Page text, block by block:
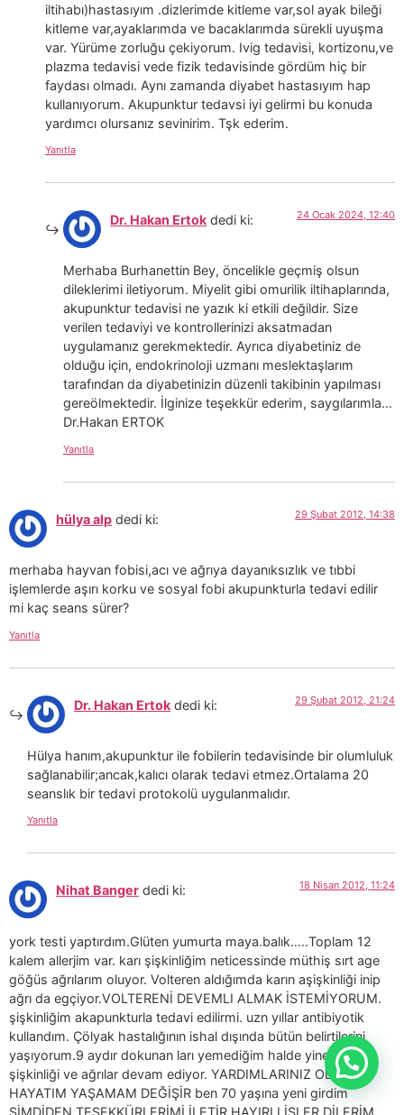
iltihabı)hastasıyım .dizlerimde kitleme var,sol ayak bileği
kitleme var,ayaklarımda ve bacaklarımda sürekli uyuşma
var. Yürüme zorluğu çekiyorum. Ivig tedavisi, kortizonu,ve
plazma tedavisi vede fizik tedavisinde gördüm hiç bir
faydası olmadı. Aynı zamanda diyabet hastasıyım hap
kullanıyorum. Akupunktur tedavsi iyi gelirmi bu konuda
yardımcı olursanız sevinirim. Tşk ederim.
Yanıtla
Dr. Hakan Ertok dedi ki: 24 Ocak 2024, 12:40
Merhaba Burhanettin Bey, öncelikle geçmiş olsun
dileklerimi iletiyorum. Miyelit gibi omurilik iltihaplarında,
akupunktur tedavisi ne yazık ki etkili değildir. Size
verilen tedaviyi ve kontrollerinizi aksatmadan
uygulamanız gerekmektedir. Ayrıca diyabetiniz de
olduğu için, endokrinoloji uzmanı meslektaşlarım
tarafından da diyabetinizin düzenli takibinin yapılması
gereölmektedir. İlginize teşekkür ederim, saygılarımla…
Dr.Hakan ERTOK
Yanıtla
hülya alp dedi ki: 29 Şubat 2012, 14:38
merhaba hayvan fobisi,acı ve ağrıya dayanıksızlık ve tıbbi
işlemlerde aşırı korku ve sosyal fobi akupunkturla tedavi edilir
mi kaç seans sürer?
Yanıtla
Dr. Hakan Ertok dedi ki: 29 Şubat 2012, 21:24
Hülya hanım,akupunktur ile fobilerin tedavisinde bir olumluluk
sağlanabilir;ancak,kalıcı olarak tedavi etmez.Ortalama 20
seanslık bir tedavi protokolü uygulanmalıdır.
Yanıtla
Nihat Banger dedi ki: 18 Nisan 2012, 11:24
york testi yaptırdım.Glüten yumurta maya.balık…..Toplam 12
kalem allerjim var. karı şişkinliğim neticessinde müthiş sırt age
göğüs ağrılarım oluyor. Volteren aldığımda karın aşişkinliği inip
ağrı da egçiyor.VOLTERENİ DEVEMLI ALMAK İSTEMİYORUM.
şişkinliğim akapunkturla tedavi edilirmi. uzn yıllar antibiyotik
kullandım. Çölyak hastalığının ishal dışında bütün belirtilerini
yaşıyorum.9 aydır dokunan ları yemediğim halde yine karın
şişkinliği ve ağrılar devam ediyor. YARDIMLARINIZ OLURSA
HAYATIM YAŞAMAM DEĞİŞİR ben 70 yaşına yeni girdim
ŞİMDİDEN TEŞEKKÜRLERİMİ İLETİR HAYIRLI İŞLER DİLERİM.